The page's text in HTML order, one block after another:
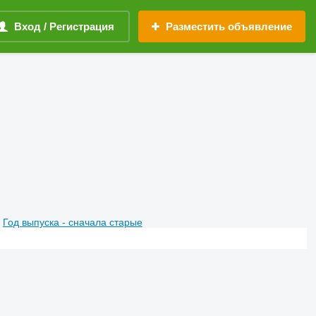
Вход / Регистрация Разместить объявление
Год выпуска - сначала старые